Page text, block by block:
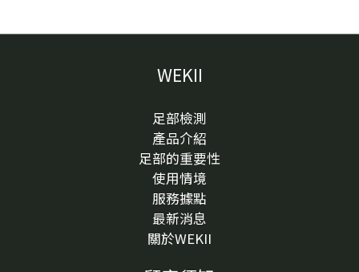
WEKII
足部檢測
產品介紹
足部的重要性
使用情境
服務據點
最新消息
關於WEKII